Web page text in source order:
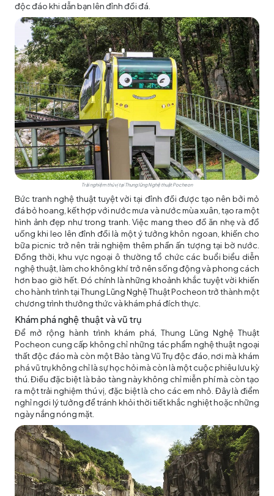
độc đáo khi dẫn bạn lên đỉnh đồi đá.
Trải nghiệm thú vị tại Thung lũng Nghệ thuật Pocheon
Bức tranh nghệ thuật tuyệt vời tại đỉnh đồi được tạo nên bởi mỏ
đá bỏ hoang, kết hợp với nước mưa và nước mùa xuân, tạo ra một
hình ảnh đẹp như trong tranh. Việc mang theo đồ ăn nhẹ và đồ
uống khi leo lên đỉnh đồi là một ý tưởng khôn ngoan, khiến cho
bữa picnic trở nên trải nghiệm thêm phần ấn tượng tại bờ nước.
Đồng thời, khu vực ngoại ô thường tổ chức các buổi biểu diễn
nghệ thuật, làm cho không khí trở nên sống động và phong cách
hơn bao giờ hết. Đó chính là những khoảnh khắc tuyệt vời khiến
cho hành trình tại Thung Lũng Nghệ Thuật Pocheon trở thành một
chương trình thưởng thức và khám phá đích thực.
Khám phá nghệ thuật và vũ trụ
Để mở rộng hành trình khám phá, Thung Lũng Nghệ Thuật
Pocheon cung cấp không chỉ những tác phẩm nghệ thuật ngoại
thất độc đáo mà còn một Bảo tàng Vũ Trụ độc đáo, nơi mà khám
phá vũ trụ không chỉ là sự học hỏi mà còn là một cuộc phiêu lưu kỳ
thú. Điều đặc biệt là bảo tàng này không chỉ miễn phí mà còn tạo
ra một trải nghiệm thú vị, đặc biệt là cho các em nhỏ. Đây là điểm
nghỉ ngơi lý tưởng để tránh khỏi thời tiết khắc nghiệt hoặc những
ngày nắng nóng mặt.